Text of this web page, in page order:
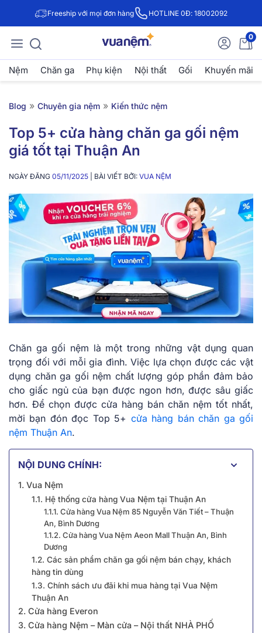
Freeship với mọi đơn hàng HOTLINE 0Đ: 18002092
0
Nệm Chăn ga Phụ kiện Nội thất Gối Khuyến mãi
Blog » Chuyên gia nệm » Kiến thức nệm
Top 5+ cửa hàng chăn ga gối nệm
giá tốt tại Thuận An
NGÀY ĐĂNG 05/11/2025 | BÀI VIẾT BỞI: VUA NỆM
Chăn ga gối nệm là một trong những vật dụng quan
trọng đối với mỗi gia đình. Việc lựa chọn được các vật
dụng chăn ga gối nệm chất lượng góp phần đảm bảo
cho giấc ngủ của bạn được ngon hơn, được sâu giấc
hơn. Để chọn được cửa hàng bán chăn nệm tốt nhất,
mời bạn đón đọc Top 5+ cửa hàng bán chăn ga gối
nệm Thuận An.
NỘI DUNG CHÍNH:
1. Vua Nệm
1.1. Hệ thống cửa hàng Vua Nệm tại Thuận An
1.1.1. Cửa hàng Vua Nệm 85 Nguyễn Văn Tiết – Thuận
An, Bình Dương
1.1.2. Cửa hàng Vua Nệm Aeon Mall Thuận An, Bình
Dương
1.2. Các sản phẩm chăn ga gối nệm bán chạy, khách
hàng tin dùng
1.3. Chính sách ưu đãi khi mua hàng tại Vua Nệm
Thuận An
2. Cửa hàng Everon
3. Cửa hàng Nệm – Màn cửa – Nội thất NHÀ PHỐ